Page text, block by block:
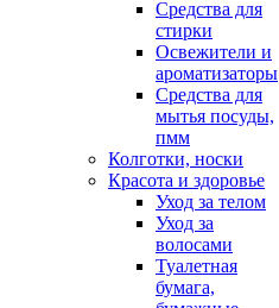
Средства для
стирки
Освежители и
ароматизаторы
Средства для
мытья посуды,
пмм
Колготки, носки
Красота и здоровье
Уход за телом
Уход за
волосами
Туалетная
бумага,